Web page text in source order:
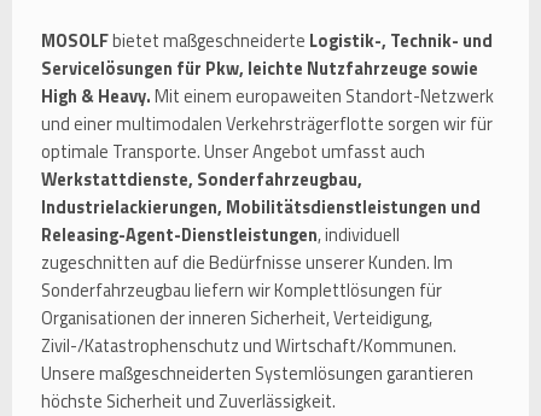
MOSOLFbietet maßgeschneiderte Logistik-, Technik- und
Servicelösungen für Pkw, leichte Nutzfahrzeuge sowie
High & Heavy.Mit einem europaweiten Standort-Netzwerk
und einer multimodalen Verkehrsträgerflotte sorgen wir für
optimale Transporte. Unser Angebot umfasst auch
Werkstattdienste, Sonderfahrzeugbau,
Industrielackierungen, Mobilitätsdienstleistungen und
Releasing-Agent-Dienstleistungen, individuell
zugeschnitten auf die Bedürfnisse unserer Kunden. Im
Sonderfahrzeugbau liefern wir Komplettlösungen für
Organisationen der inneren Sicherheit, Verteidigung,
Zivil-/Katastrophenschutz und Wirtschaft/Kommunen.
Unsere maßgeschneiderten Systemlösungen garantieren
höchste Sicherheit und Zuverlässigkeit.